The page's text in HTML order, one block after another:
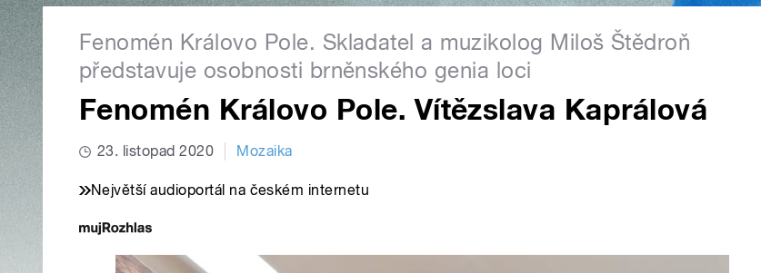
Fenomén Královo Pole. Skladatel a muzikolog Miloš Štědroň
představuje osobnosti brněnského genia loci
Fenomén Královo Pole. Vítězslava Kaprálová
23. listopad 2020 Mozaika
Největší audioportál na českém internetu